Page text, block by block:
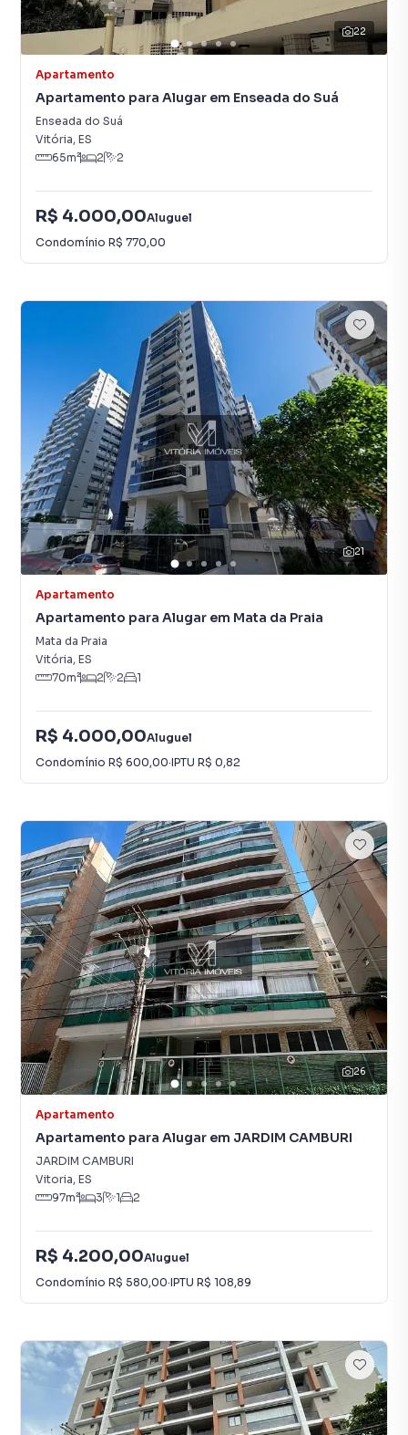
22
Apartamento
Apartamento para Alugar em Enseada do Suá
Enseada do Suá
Vitória, ES
65m² 2 2
R$ 4.000,00Aluguel
Condomínio R$ 770,00
21
Apartamento
Apartamento para Alugar em Mata da Praia
Mata da Praia
Vitória, ES
70m² 2 2 1
R$ 4.000,00Aluguel
Condomínio R$ 600,00·IPTU R$ 0,82
26
Apartamento
Apartamento para Alugar em JARDIM CAMBURI
JARDIM CAMBURI
Vitoria, ES
97m² 3 1 2
R$ 4.200,00Aluguel
Condomínio R$ 580,00·IPTU R$ 108,89